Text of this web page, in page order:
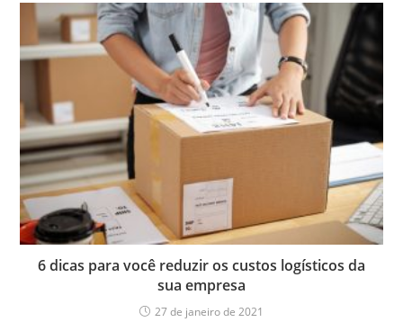
6 dicas para você reduzir os custos logísticos da
sua empresa
27 de janeiro de 2021